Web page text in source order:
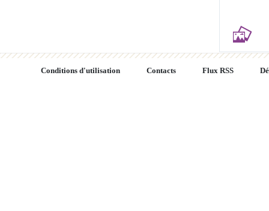
Conditions d'utilisation Contacts Flux RSS